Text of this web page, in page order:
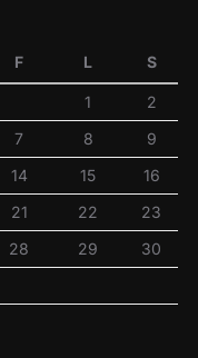
F L S
1
2
7 8
9
14 15
16
21 22
23
28 29
30